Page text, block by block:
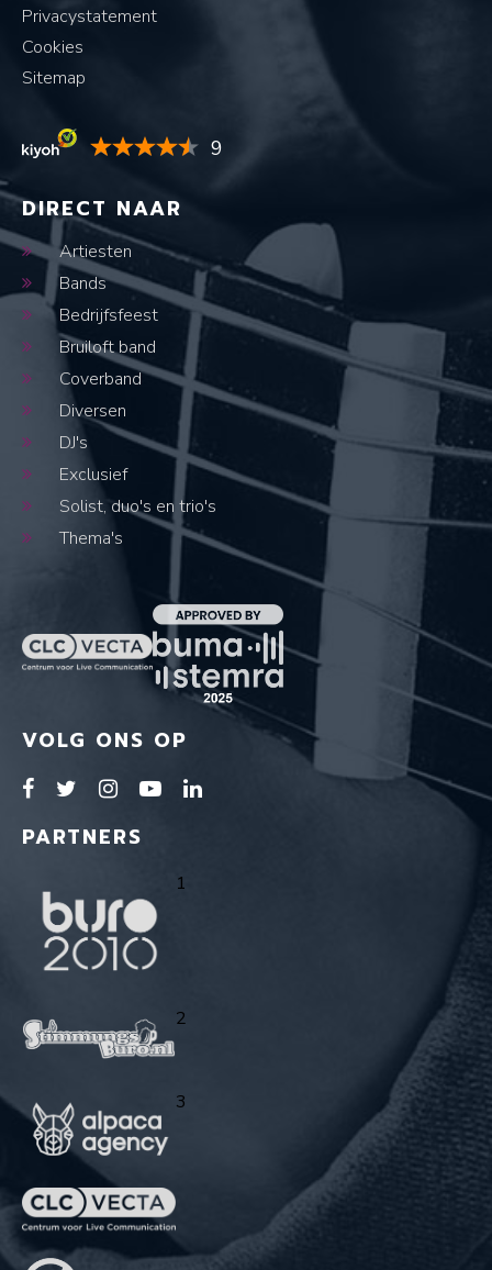
Privacystatement
Cookies
Sitemap
9
DIRECT NAAR
Artiesten
Bands
Bedrijfsfeest
Bruiloft band
Coverband
Diversen
DJ's
Exclusief
Solist, duo's en trio's
Thema's
VOLG ONS OP
PARTNERS
1
2
3